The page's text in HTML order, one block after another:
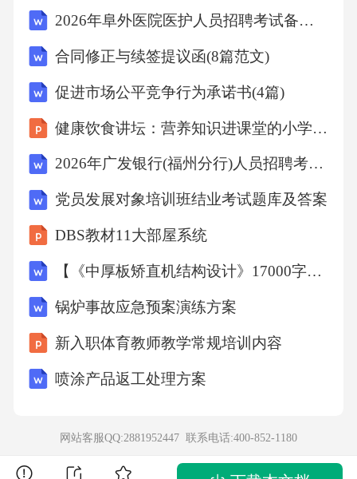
以为轴建立空间直角坐标系，如图所示，则，
因为在线段上，所以，所以，则，所以，所以
一定是锐角，故选：A.8．B【分析】根据平均
数和方差的公式列出关于这七个数的方程，再
典概型的概率公式计算抽取到奇数的概率.【详
解】根据题意，七个数的平均数为，所以，且
方差为，所以，因为均为正整数，所以为自然
数，分析的可能取值为，若有2个或2个以上9，
则不满足；若有1个9，则有3个1，3个0，结
合，则的可能组合为，若有2个4，则有4个1，1
个0，结合，则的可能组合为或或，不管是哪种
组合，7个数中都有3个奇数，所以从这7个数中
2026年阜外医院医护人员招聘考试备考题库及答案详解
合同修正与续签提议函(8篇范文)
促进市场公平竞争行为承诺书(4篇)
健康饮食讲坛：营养知识进课堂的小学主题班会课件
2026年广发银行(福州分行)人员招聘考试参考题库及答案详解
党员发展对象培训班结业考试题库及答案
DBS教材11大部屋系统
【《中厚板矫直机结构设计》17000字（论文）】
锅炉事故应急预案演练方案
新入职体育教师教学常规培训内容
喷涂产品返工处理方案
网站客服QQ:2881952447 联系电话:400-852-1180